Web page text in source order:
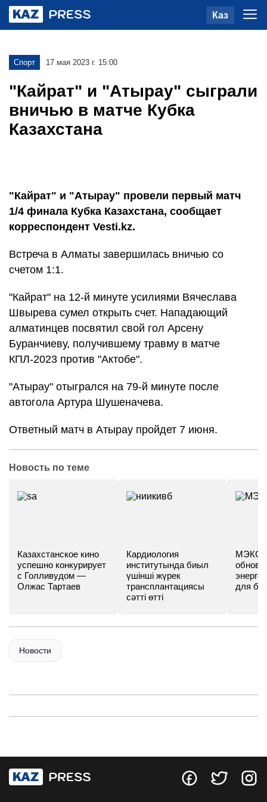
Каз
Спорт 17 мая 2023 г. 15:00
"Кайрат" и "Атырау" сыграли
вничью в матче Кубка
Казахстана
"Кайрат" и "Атырау" провели первый матч
1/4 финала Кубка Казахстана, сообщает
корреспондент Vesti.kz.
Встреча в Алматы завершилась вничью со
счетом 1:1.
"Кайрат" на 12-й минуте усилиями Вячеслава
Швырева сумел открыть счет. Нападающий
алматинцев посвятил свой гол Арсену
Буранчиеву, получившему травму в матче
КПЛ-2023 против "Актобе".
"Атырау" отыгрался на 79-й минуте после
автогола Артура Шушеначева.
Ответный матч в Атырау пройдет 7 июня.
Новость по теме
Казахстанское кино
успешно конкурирует
с Голливудом —
Олжас Тартаев
Кардиология
институтында биыл
үшінші жүрек
трансплантациясы
сәтті өтті
МЭКС -
для
Новости